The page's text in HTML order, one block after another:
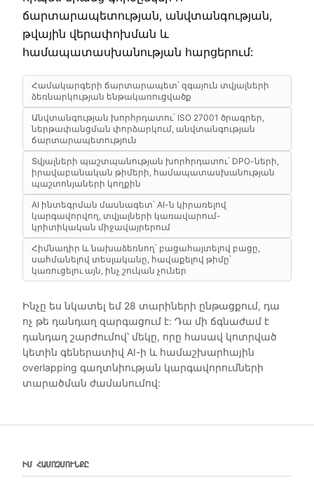
ճարտարապետության, անվտանգության,
թվային վերափոխման և
համապատասխանության հարցերում:
Համակարգերի ճարտարապետ՝ զգայուն տվյալների
ձեռնարկության ենթակառուցվածք
Անվտանգության խորհրդատու՝ ISO 27001 ծրագրեր,
ներթափանցման փորձարկում, անվտանգության
ճարտարապետություն
Տվյալների պաշտպանության խորհրդատու՝ DPO-ների,
իրավաբանական թիմերի, համապատասխանության
պաշտոնյաների կողքին
AI ինտեգրման մասնագետ՝ AI-ն կիրառելով
կարգավորվող, տվյալների կառավարում-
կրիտիկական միջավայրերում
Հիմնադիր և նախաձեռնող՝ բացահայտելով բացը,
սահմանելով տեսլականը, հավաքելով թիմը՝
կառուցելու այն, ինչ շուկան չուներ
Ինչը ես նկատել եմ 28 տարիների ընթացքում, դա
ոչ թե դանդաղ զարգացում է: Դա մի ճգնաժամ է
դանդաղ շարժումով՝ մեկը, որը հասավ կոտրված
կետին գեներատիվ AI-ի և համաշխարհային
overlapping գաղտնիության կարգավորումների
տարածման ժամանումով:
ԻՄ ՀԱՄՈԶՄՈՒՆՔԸ